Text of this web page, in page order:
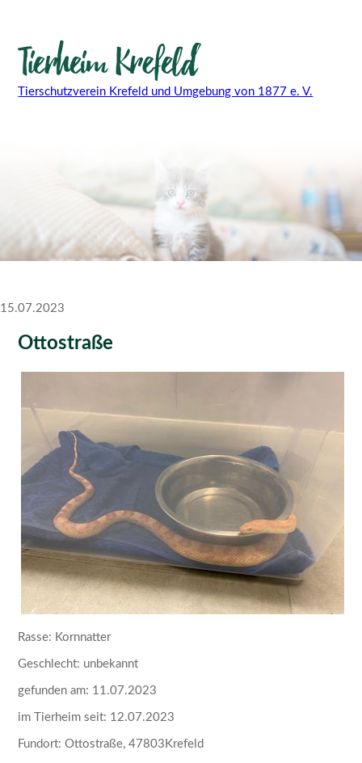
Tierschutzverein Krefeld und Umgebung von 1877 e. V.
15.07.2023
Ottostraße
Rasse: Kornnatter
Geschlecht: unbekannt
gefunden am: 11.07.2023
im Tierheim seit: 12.07.2023
Fundort: Ottostraße, 47803Krefeld